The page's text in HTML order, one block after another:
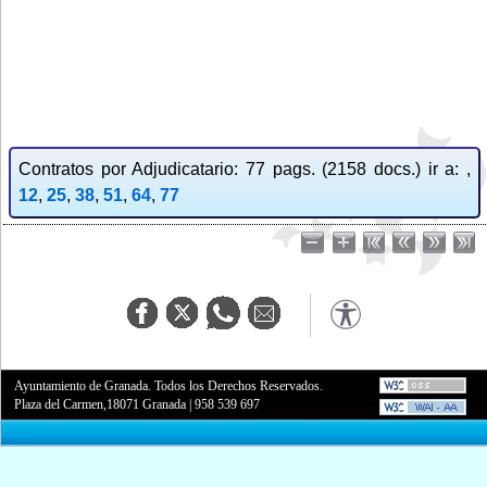
Contratos por Adjudicatario: 77 pags. (2158 docs.) ir a: ,
12, 25, 38, 51, 64, 77
Ayuntamiento de Granada. Todos los Derechos Reservados.
Plaza del Carmen,18071 Granada |958 539 697